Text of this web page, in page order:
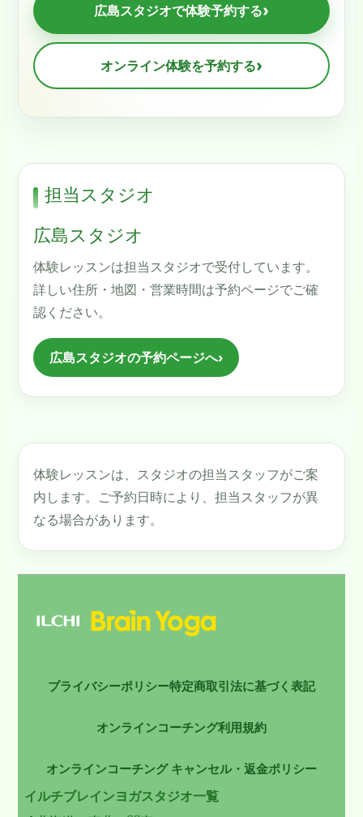
広島スタジオで体験予約する›
オンライン体験を予約する›
担当スタジオ
広島スタジオ
体験レッスンは担当スタジオで受付しています。
詳しい住所・地図・営業時間は予約ページでご確
認ください。
広島スタジオの予約ページへ›
体験レッスンは、スタジオの担当スタッフがご案
内します。ご予約日時により、担当スタッフが異
なる場合があります。
プライバシーポリシー特定商取引法に基づく表記
オンラインコーチング利用規約
オンラインコーチング キャンセル・返金ポリシー
イルチブレインヨガスタジオ一覧